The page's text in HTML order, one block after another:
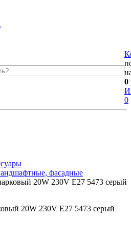
0
0
фасадные
20W 230V E27 5473 серый